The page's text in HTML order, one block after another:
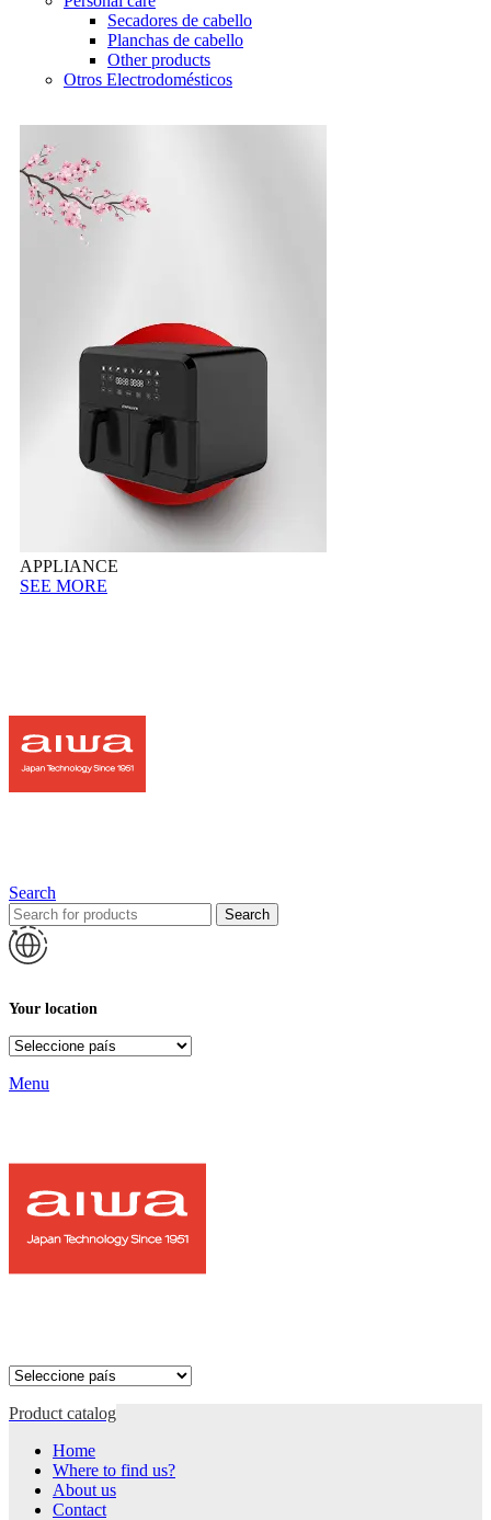
Secadores de cabello
Planchas de cabello
Other products
Otros Electrodomésticos
APPLIANCE
SEE MORE
Search
Search
Your location
Menu
Product catalog
Home
Where to find us?
About us
Contact